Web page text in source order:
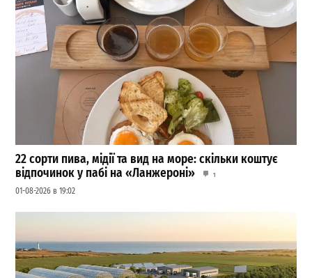
22 сорти пива, мідії та вид на море: скільки коштує
відпочинок у пабі на «Ланжероні»
1
01-08-2026 в 19:02